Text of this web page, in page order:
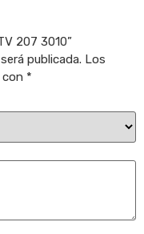
207 3010”
publicada. Los
*